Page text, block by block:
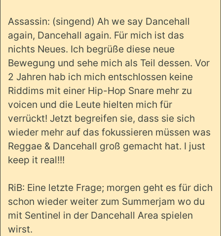
Assassin: (singend) Ah we say Dancehall
again, Dancehall again. Für mich ist das
nichts Neues. Ich begrüße diese neue
Bewegung und sehe mich als Teil dessen. Vor
2 Jahren hab ich mich entschlossen keine
Riddims mit einer Hip-Hop Snare mehr zu
voicen und die Leute hielten mich für
verrückt! Jetzt begreifen sie, dass sie sich
wieder mehr auf das fokussieren müssen was
Reggae & Dancehall groß gemacht hat. I just
keep it real!!!
RiB: Eine letzte Frage; morgen geht es für dich
schon wieder weiter zum Summerjam wo du
mit Sentinel in der Dancehall Area spielen
wirst.